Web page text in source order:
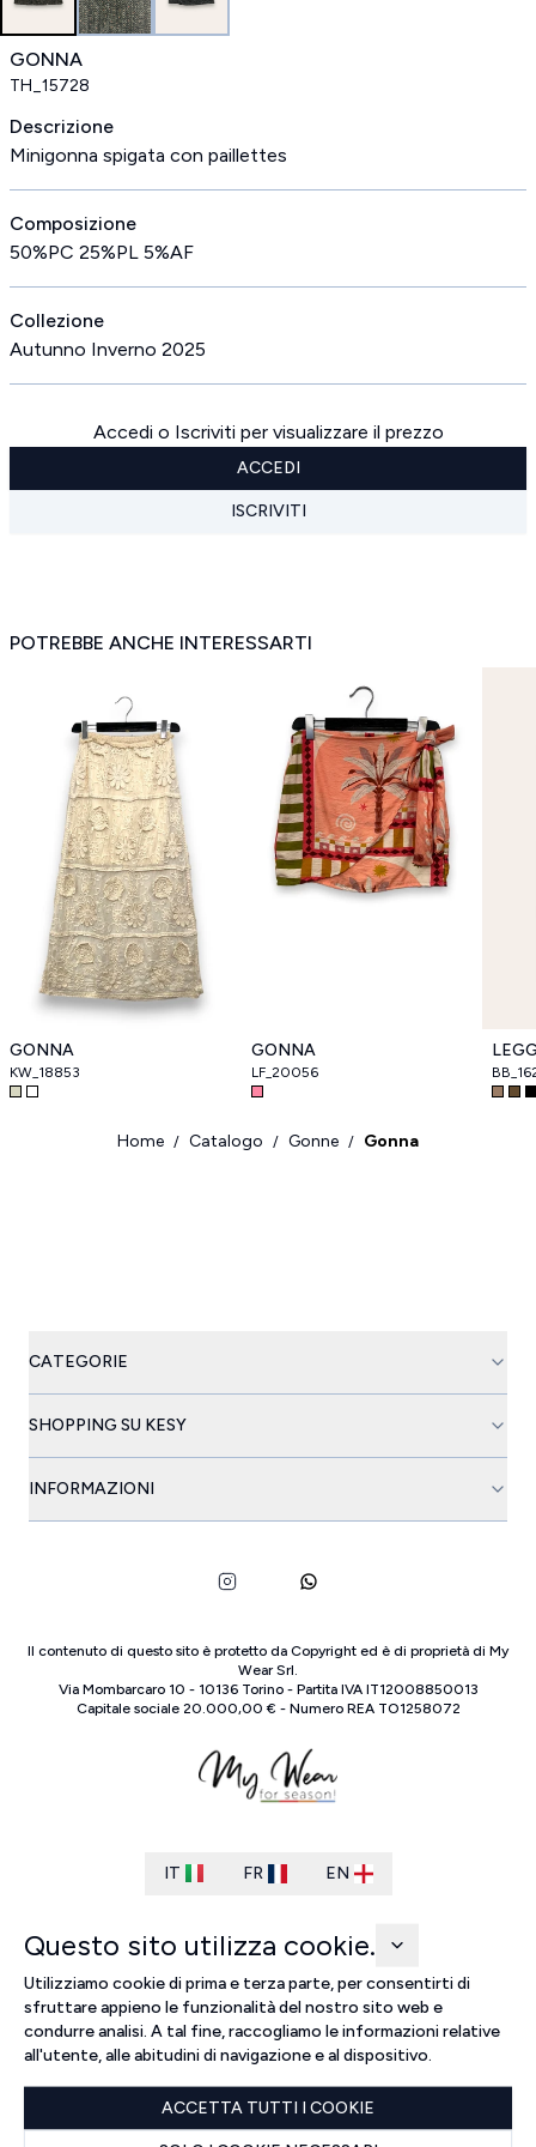
GONNA
TH_15728
Descrizione
Minigonna spigata con paillettes
Composizione
50%PC 25%PL 5%AF
Collezione
Autunno Inverno 2025
Accedi o Iscriviti per visualizzare il prezzo
ACCEDI
ISCRIVITI
POTREBBE ANCHE INTERESSARTI
GONNA
KW_18853
GONNA
LF_20056
Home / Catalogo / Gonne / Gonna
CATEGORIE
SHOPPING SU KESY
INFORMAZIONI
Il contenuto di questo sito è protetto da Copyright ed è di proprietà di My
Wear Srl.
Via Mombarcaro 10 - 10136 Torino- Partita IVA IT12008850013
Capitale sociale 20.000,00 € - Numero REA TO1258072
IT FR EN
Questo sito utilizza cookie.
Utilizziamo cookie di prima e terza parte, per consentirti di
sfruttare appieno le funzionalità del nostro sito web e
condurre analisi. A tal fine, raccogliamo le informazioni relative
all'utente, alle abitudini di navigazione e al dispositivo.
ACCETTA TUTTI I COOKIE